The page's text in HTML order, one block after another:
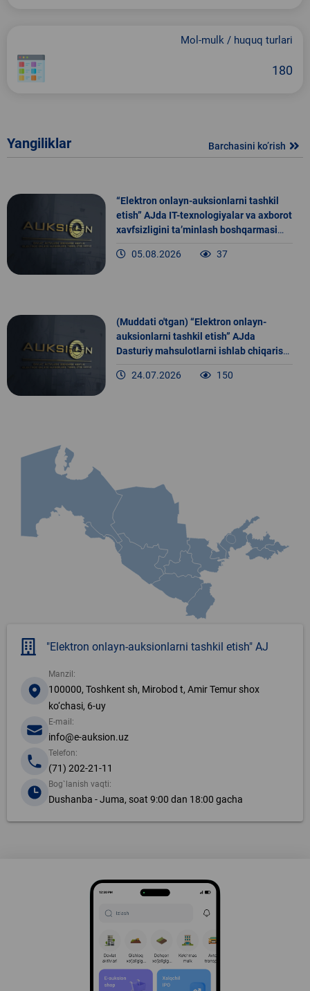
Mol-mulk / huquq turlari
180
Yangiliklar Barchasini ko’rish
“Elektron onlayn-auksionlarni tashkil
etish” AJda IT-texnologiyalar va axborot
xavfsizligini ta’minlash boshqarmasi
bosh mutaxassisi lavozimiga
05.08.2026 37
(Muddati o'tgan) “Elektron onlayn-
auksionlarni tashkil etish” AJda
Dasturiy mahsulotlarni ishlab chiqarish
boshqarmasi boshqarmasi bosh
24.07.2026 150
"Elektron onlayn-auksionlarni tashkil etish" AJ
Manzil:
100000, Toshkent sh, Mirobod t, Amir Temur shox
ko‘chasi, 6-uy
E-mail:
info@e-auksion.uz
Telefon:
(71) 202-21-11
Bog`lanish vaqti:
Dushanba - Juma, soat 9:00 dan 18:00 gacha